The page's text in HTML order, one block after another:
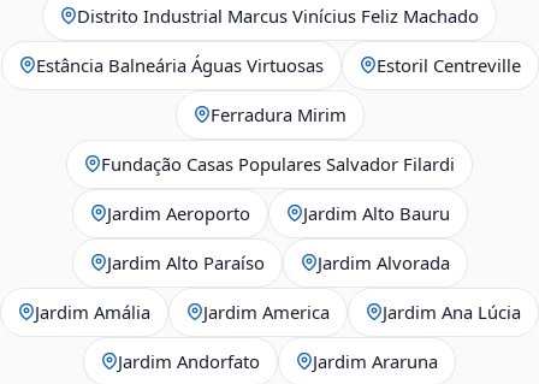
Distrito Industrial Marcus Vinícius Feliz Machado
Estância Balneária Águas Virtuosas Estoril Centreville
Ferradura Mirim
Fundação Casas Populares Salvador Filardi
Jardim Aeroporto Jardim Alto Bauru
Jardim Alto Paraíso Jardim Alvorada
Jardim Amália Jardim America Jardim Ana Lúcia
Jardim Andorfato Jardim Araruna